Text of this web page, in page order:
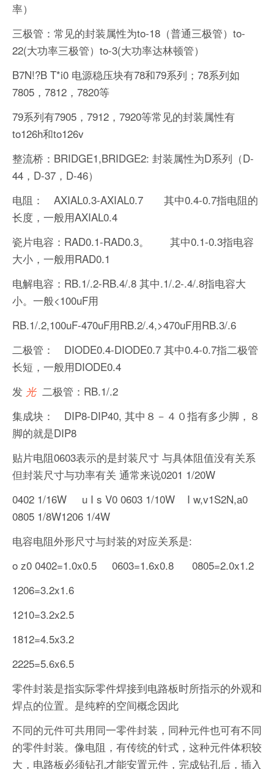
率）
三极管：常见的封装属性为to-18（普通三极管）to-
22(大功率三极管）to-3(大功率达林顿管）
B7N!?B T*i0 电源稳压块有78和79系列；78系列如
7805，7812，7820等
79系列有7905，7912，7920等常见的封装属性有
to126h和to126v
整流桥：BRIDGE1,BRIDGE2: 封装属性为D系列（D-
44，D-37，D-46）
电阻： AXIAL0.3-AXIAL0.7 其中0.4-0.7指电阻的
长度，一般用AXIAL0.4
瓷片电容：RAD0.1-RAD0.3。 其中0.1-0.3指电容
大小，一般用RAD0.1
电解电容：RB.1/.2-RB.4/.8 其中.1/.2-.4/.8指电容大
小。一般<100uF用
RB.1/.2,100uF-470uF用RB.2/.4,>470uF用RB.3/.6
二极管： DIODE0.4-DIODE0.7 其中0.4-0.7指二极管
长短，一般用DIODE0.4
发 光 二极管：RB.1/.2
集成块： DIP8-DIP40, 其中８－４０指有多少脚，８
脚的就是DIP8
贴片电阻0603表示的是封装尺寸 与具体阻值没有关系
但封装尺寸与功率有关 通常来说0201 1/20W
0402 1/16W u I s V0 0603 1/10W I w,v1S2N,a0
0805 1/8W1206 1/4W
电容电阻外形尺寸与封装的对应关系是:
o z0 0402=1.0x0.5 0603=1.6x0.8 0805=2.0x1.2
1206=3.2x1.6
1210=3.2x2.5
1812=4.5x3.2
2225=5.6x6.5
零件封装是指实际零件焊接到电路板时所指示的外观和
焊点的位置。是纯粹的空间概念因此
不同的元件可共用同一零件封装，同种元件也可有不同
的零件封装。像电阻，有传统的针式，这种元件体积较
大，电路板必须钻孔才能安置元件，完成钻孔后，插入